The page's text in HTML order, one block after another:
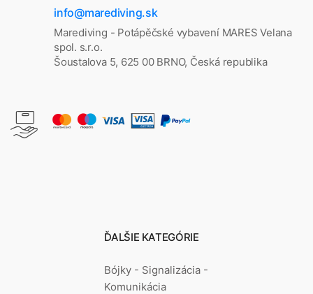
info@marediving.sk
Marediving - Potápěčské vybavení MARES Velana
spol. s.r.o.
Šoustalova 5, 625 00 BRNO, Česká republika
ĎALŠIE KATEGÓRIE
Bójky - Signalizácia -
Komunikácia